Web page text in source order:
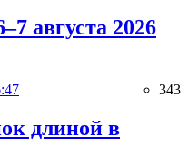
августа 2026
343
длиной в